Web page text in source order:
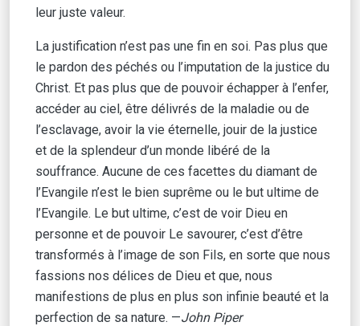
leur juste valeur.
La justification n’est pas une fin en soi. Pas plus que
le pardon des péchés ou l’imputation de la justice du
Christ. Et pas plus que de pouvoir échapper à l’enfer,
accéder au ciel, être délivrés de la maladie ou de
l’esclavage, avoir la vie éternelle, jouir de la justice
et de la splendeur d’un monde libéré de la
souffrance. Aucune de ces facettes du diamant de
l’Evangile n’est le bien suprême ou le but ultime de
l’Evangile. Le but ultime, c’est de voir Dieu en
personne et de pouvoir Le savourer, c’est d’être
transformés à l’image de son Fils, en sorte que nous
fassions nos délices de Dieu et que, nous
manifestions de plus en plus son infinie beauté et la
perfection de sa nature. —John Piper